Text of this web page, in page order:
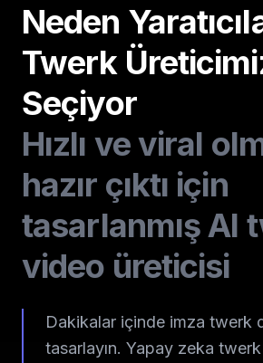
Neden
Twerk
Seçiyor
Hızlı ve viral
hazır çıktı için
tasarlanmış AI
video üreticisi
Dakikalar içinde imza twerk
tasarlayın. Yapay zeka